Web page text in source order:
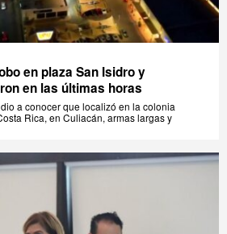
en plaza San Isidro y
en las últimas horas
a conocer que localizó en la colonia
Rica, en Culiacán, armas largas y